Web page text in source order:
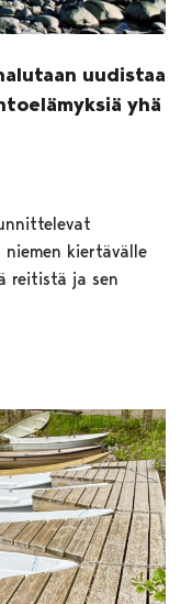
uudistaa
yhä
niemen kiertävälle
reitistä ja sen